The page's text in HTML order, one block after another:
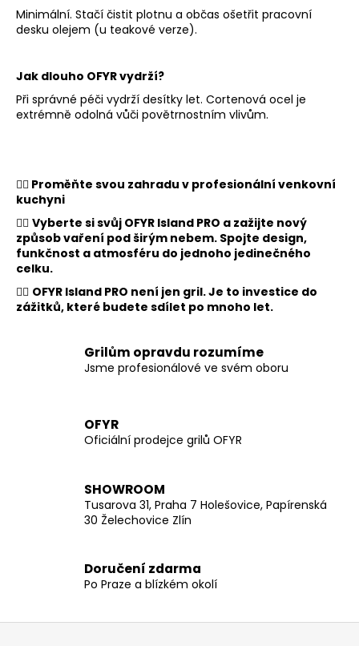
Minimální. Stačí čistit plotnu a občas ošetřit pracovní
desku olejem (u teakové verze).
Jak dlouho OFYR vydrží?
Při správné péči vydrží desítky let. Cortenová ocel je
extrémně odolná vůči povětrnostním vlivům.
👉🏻 Proměňte svou zahradu v profesionální venkovní
kuchyni
👉🏻 Vyberte si svůj OFYR Island PRO a zažijte nový
způsob vaření pod širým nebem. Spojte design,
funkčnost a atmosféru do jednoho jedinečného
celku.
👉🏻 OFYR Island PRO není jen gril. Je to investice do
zážitků, které budete sdílet po mnoho let.
Grilům opravdu rozumíme
Jsme profesionálové ve svém oboru
OFYR
Oficiální prodejce grilů OFYR
SHOWROOM
Tusarova 31, Praha 7 Holešovice, Papírenská
30 Želechovice Zlín
Doručení zdarma
Po Praze a blízkém okolí
Z